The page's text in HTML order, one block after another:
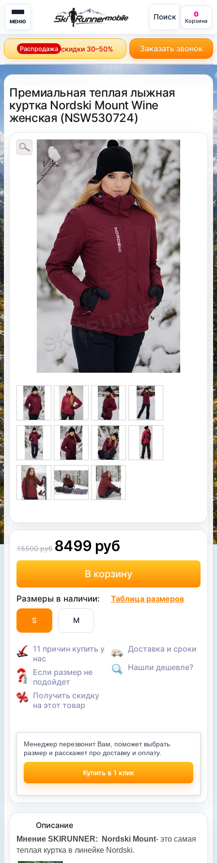
МЕНЮ mobile Поиск 0
Корзина
Распродажа скидки 30–50% Заказать звонок
Премиальная теплая лыжная
куртка Nordski Mount Wine
женская (NSW530724)
15500 руб 8499 руб
Размеры в наличии: Таблица размеров
S M
11 причин купить у
нас
Если размер не
подойдет
Получить скидку
на этот товар
Доставка и сроки
Нашли дешевле?
Менеджер перезвонит Вам, поможет выбрать
размер и расскажет про доставку и оплату.
Купить в 1 клик
Описание
Мнение SKIRUNNER: Nordski Mount- это самая
теплая куртка в линейке Nordski.